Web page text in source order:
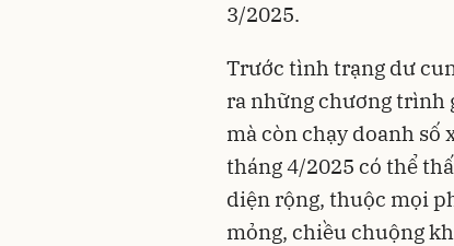
3/2025.
Trước tình trạng dư
ra những chương trình
mà còn chạy doanh số
tháng 4/2025 có thể
diện rộng, thuộc mọi
mỏng, chiều chuộng